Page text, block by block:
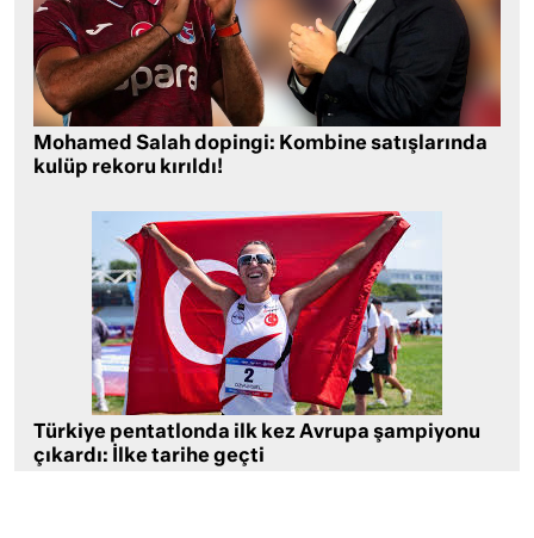
Mohamed Salah dopingi: Kombine satışlarında
kulüp rekoru kırıldı!
Türkiye pentatlonda ilk kez Avrupa şampiyonu
çıkardı: İlke tarihe geçti